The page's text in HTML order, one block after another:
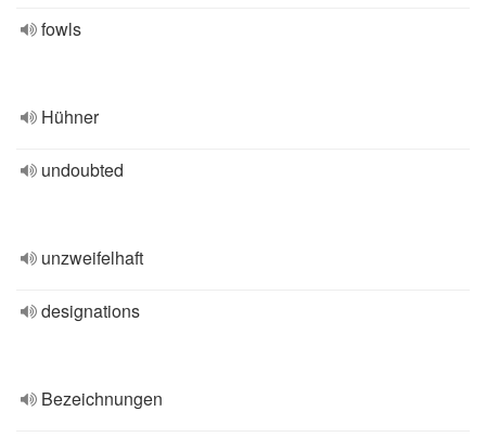
fowls
Hühner
undoubted
unzweifelhaft
designations
Bezeichnungen